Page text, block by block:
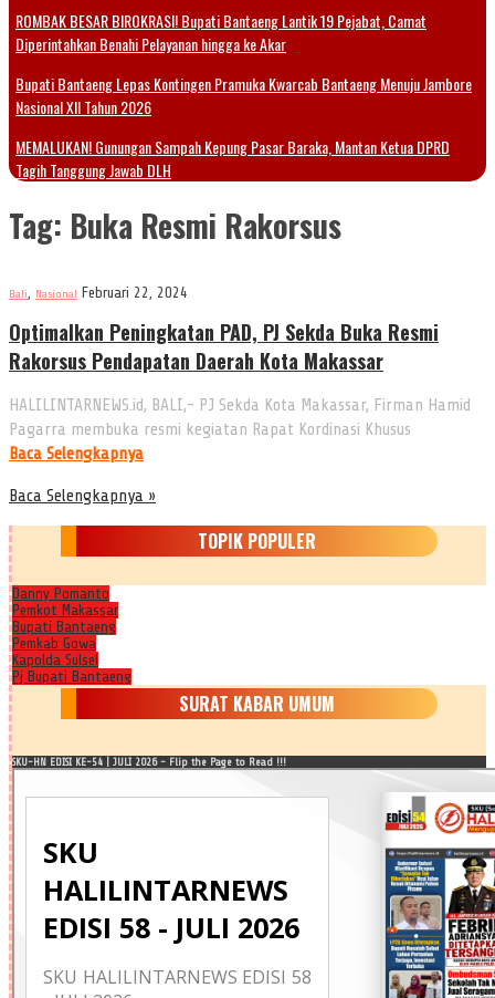
ROMBAK BESAR BIROKRASI! Bupati Bantaeng Lantik 19 Pejabat, Camat
Diperintahkan Benahi Pelayanan hingga ke Akar
Bupati Bantaeng Lepas Kontingen Pramuka Kwarcab Bantaeng Menuju Jambore
Nasional XII Tahun 2026
MEMALUKAN! Gunungan Sampah Kepung Pasar Baraka, Mantan Ketua DPRD
Tagih Tanggung Jawab DLH
Tag: Buka Resmi Rakorsus
Bali, Nasional Februari 22, 2024
Optimalkan Peningkatan PAD, PJ Sekda Buka Resmi
Rakorsus Pendapatan Daerah Kota Makassar
HALILINTARNEWS.id, BALI,- PJ Sekda Kota Makassar, Firman Hamid
Pagarra membuka resmi kegiatan Rapat Kordinasi Khusus
Baca Selengkapnya
Baca Selengkapnya »
TOPIK POPULER
Danny Pomanto
Pemkot Makassar
Bupati Bantaeng
Pemkab Gowa
Kapolda Sulsel
Pj Bupati Bantaeng
SURAT KABAR UMUM
SKU-HN EDISI KE-54 | JULI 2026 - Flip the Page to Read !!!